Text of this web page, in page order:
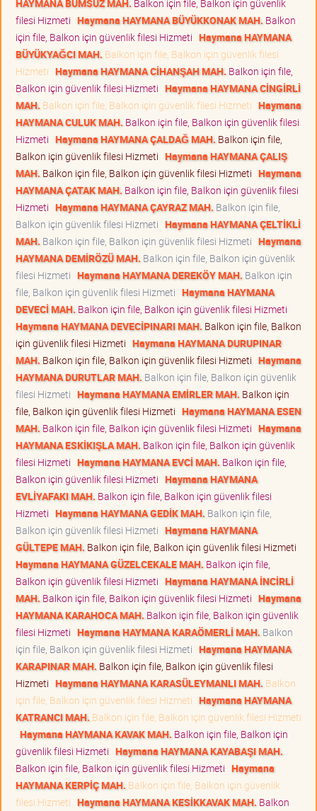
HAYMANA BUMSUZ MAH. Balkon için file, Balkon için güvenlik
filesi Hizmeti Haymana HAYMANA BÜYÜKKONAK MAH. Balkon
için file, Balkon için güvenlik filesi Hizmeti Haymana HAYMANA
BÜYÜKYAĞCI MAH. Balkon için file, Balkon için güvenlik filesi
Hizmeti Haymana HAYMANA CİHANŞAH MAH. Balkon için file,
Balkon için güvenlik filesi Hizmeti Haymana HAYMANA CİNGİRLİ
MAH. Balkon için file, Balkon için güvenlik filesi Hizmeti Haymana
HAYMANA CULUK MAH. Balkon için file, Balkon için güvenlik filesi
Hizmeti Haymana HAYMANA ÇALDAĞ MAH. Balkon için file,
Balkon için güvenlik filesi Hizmeti Haymana HAYMANA ÇALIŞ
MAH. Balkon için file, Balkon için güvenlik filesi Hizmeti Haymana
HAYMANA ÇATAK MAH. Balkon için file, Balkon için güvenlik filesi
Hizmeti Haymana HAYMANA ÇAYRAZ MAH. Balkon için file,
Balkon için güvenlik filesi Hizmeti Haymana HAYMANA ÇELTİKLİ
MAH. Balkon için file, Balkon için güvenlik filesi Hizmeti Haymana
HAYMANA DEMİRÖZÜ MAH. Balkon için file, Balkon için güvenlik
filesi Hizmeti Haymana HAYMANA DEREKÖY MAH. Balkon için
file, Balkon için güvenlik filesi Hizmeti Haymana HAYMANA
DEVECİ MAH. Balkon için file, Balkon için güvenlik filesi Hizmeti
Haymana HAYMANA DEVECİPINARI MAH. Balkon için file, Balkon
için güvenlik filesi Hizmeti Haymana HAYMANA DURUPINAR
MAH. Balkon için file, Balkon için güvenlik filesi Hizmeti Haymana
HAYMANA DURUTLAR MAH. Balkon için file, Balkon için güvenlik
filesi Hizmeti Haymana HAYMANA EMİRLER MAH. Balkon için
file, Balkon için güvenlik filesi Hizmeti Haymana HAYMANA ESEN
MAH. Balkon için file, Balkon için güvenlik filesi Hizmeti Haymana
HAYMANA ESKİKIŞLA MAH. Balkon için file, Balkon için güvenlik
filesi Hizmeti Haymana HAYMANA EVCİ MAH. Balkon için file,
Balkon için güvenlik filesi Hizmeti Haymana HAYMANA
EVLİYAFAKI MAH. Balkon için file, Balkon için güvenlik filesi
Hizmeti Haymana HAYMANA GEDİK MAH. Balkon için file,
Balkon için güvenlik filesi Hizmeti Haymana HAYMANA
GÜLTEPE MAH. Balkon için file, Balkon için güvenlik filesi Hizmeti
Haymana HAYMANA GÜZELCEKALE MAH. Balkon için file,
Balkon için güvenlik filesi Hizmeti Haymana HAYMANA İNCİRLİ
MAH. Balkon için file, Balkon için güvenlik filesi Hizmeti Haymana
HAYMANA KARAHOCA MAH. Balkon için file, Balkon için güvenlik
filesi Hizmeti Haymana HAYMANA KARAÖMERLİ MAH. Balkon
için file, Balkon için güvenlik filesi Hizmeti Haymana HAYMANA
KARAPINAR MAH. Balkon için file, Balkon için güvenlik filesi
Hizmeti Haymana HAYMANA KARASÜLEYMANLI MAH. Balkon
için file, Balkon için güvenlik filesi Hizmeti Haymana HAYMANA
KATRANCI MAH. Balkon için file, Balkon için güvenlik filesi Hizmeti
Haymana HAYMANA KAVAK MAH. Balkon için file, Balkon için
güvenlik filesi Hizmeti Haymana HAYMANA KAYABAŞI MAH.
Balkon için file, Balkon için güvenlik filesi Hizmeti Haymana
HAYMANA KERPİÇ MAH. Balkon için file, Balkon için güvenlik
filesi Hizmeti Haymana HAYMANA KESİKKAVAK MAH. Balkon